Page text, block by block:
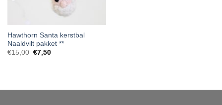
Hawthorn Santa kerstbal
Naaldvilt pakket **
€15,00 Oorspronkelijke
€7,50Huidige